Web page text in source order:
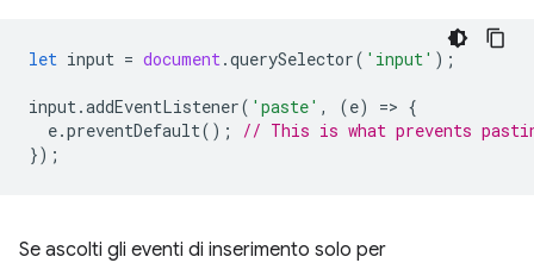
let input = document.querySelector( 'input' );
input.addEventListener( 'paste' , (e) => {
e.preventDefault();
// This is what prevents
});
Se ascolti gli eventi di inserimento solo per